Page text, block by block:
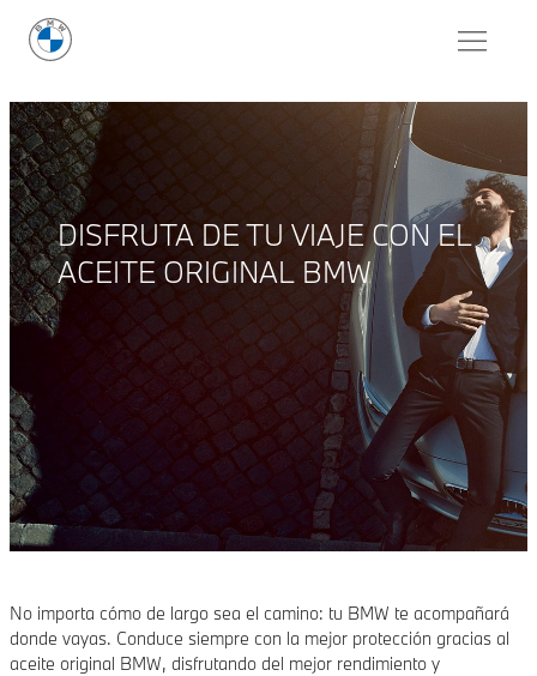
DISFRUTA DE TU VIAJE CON EL
ACEITE ORIGINAL BMW
No importa cómo de largo sea el camino: tu BMW te acompañará
donde vayas. Conduce siempre con la mejor protección gracias al
aceite original BMW, disfrutando del mejor rendimiento y